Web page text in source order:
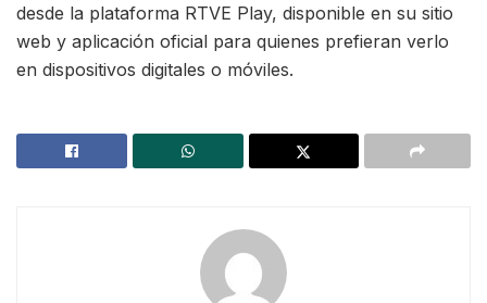
desde la plataforma RTVE Play, disponible en su sitio
web y aplicación oficial para quienes prefieran verlo
en dispositivos digitales o móviles.